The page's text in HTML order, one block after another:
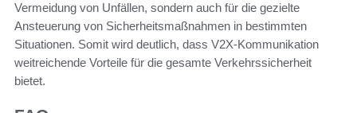
Vermeidung von Unfällen, sondern auch für die gezielte
Ansteuerung von Sicherheitsmaßnahmen in bestimmten
Situationen. Somit wird deutlich, dass V2X-Kommunikation
weitreichende Vorteile für die gesamte Verkehrssicherheit
bietet.